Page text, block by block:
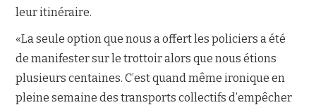
leur itinéraire.
«La seule option que nous a offert les policiers a été
de manifester sur le trottoir alors que nous étions
plusieurs centaines. C’est quand même ironique en
pleine semaine des transports collectifs d’empêcher